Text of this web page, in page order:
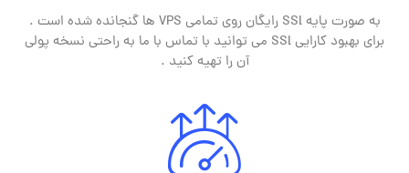
به صورت پایه SSl رایگان روی تمامی VPS ها گنجانده شده است .
برای بهبود کارایی SSl می توانید با تماس با ما به راحتی نسخه پولی
آن را تهیه کنید .